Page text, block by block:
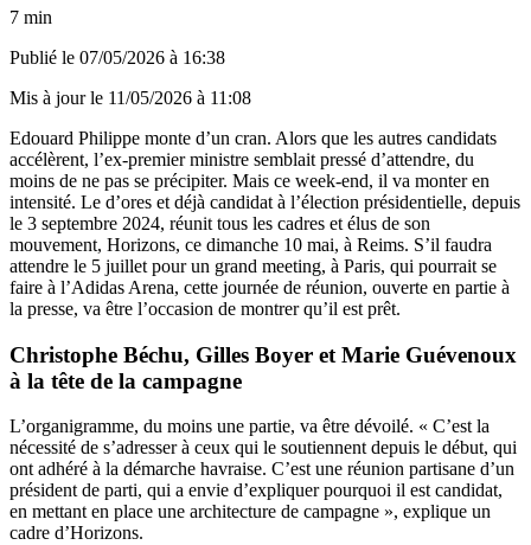
7 min
Publié le 07/05/2026 à 16:38
Mis à jour le 11/05/2026 à 11:08
Edouard Philippe monte d’un cran. Alors que les autres candidats
accélèrent, l’ex-premier ministre semblait pressé d’attendre, du
moins de ne pas se précipiter. Mais ce week-end, il va monter en
intensité. Le d’ores et déjà candidat à l’élection présidentielle, depuis
le 3 septembre 2024, réunit tous les cadres et élus de son
mouvement, Horizons, ce dimanche 10 mai, à Reims. S’il faudra
attendre le 5 juillet pour un grand meeting, à Paris, qui pourrait se
faire à l’Adidas Arena, cette journée de réunion, ouverte en partie à
la presse, va être l’occasion de montrer qu’il est prêt.
Christophe Béchu, Gilles Boyer et Marie Guévenoux
à la tête de la campagne
L’organigramme, du moins une partie, va être dévoilé. « C’est la
nécessité de s’adresser à ceux qui le soutiennent depuis le début, qui
ont adhéré à la démarche havraise. C’est une réunion partisane d’un
président de parti, qui a envie d’expliquer pourquoi il est candidat,
en mettant en place une architecture de campagne », explique un
cadre d’Horizons.